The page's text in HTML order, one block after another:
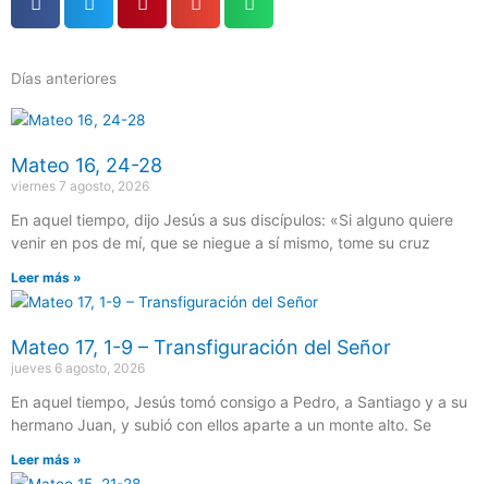
Días anteriores
Mateo 16, 24-28
viernes 7 agosto, 2026
En aquel tiempo, dijo Jesús a sus discípulos: «Si alguno quiere
venir en pos de mí, que se niegue a sí mismo, tome su cruz
Leer más »
Mateo 17, 1-9 – Transfiguración del Señor
jueves 6 agosto, 2026
En aquel tiempo, Jesús tomó consigo a Pedro, a Santiago y a su
hermano Juan, y subió con ellos aparte a un monte alto. Se
Leer más »
Página
Página
Página
Página
Página